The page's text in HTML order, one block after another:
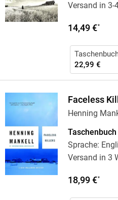
Versand in 3-
14,49 €*
22,99 €
Faceless
Henning
Taschenbuch
Sprache:
Versand in 3
18,99 €*